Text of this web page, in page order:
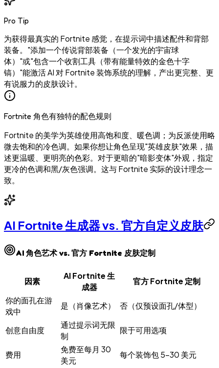
Pro Tip
为获得最真实的 Fortnite 感觉，在提示词中描述配件和背部
装备。"添加一个传说背部装备（一个发光的宇宙球
体）"或"包含一个收割工具（带有能量特效的金色十字
镐）"能激活 AI 对 Fortnite 装饰系统的理解，产出更完整、更
有说服力的皮肤设计。
Fortnite 角色有独特的配色规则
Fortnite 的美学为英雄使用高饱和度、暖色调；为反派使用略
微去饱和的冷色调。如果你想让角色呈现"英雄皮肤"效果，描
述更温暖、更明亮的色彩。对于更暗的"暗影变体"外观，指定
更冷的色调和黑/灰色强调。这与 Fortnite 实际的设计理念一
致。
AI Fortnite 生成器 vs. 官方自定义皮肤
AI 角色艺术 vs. 官方 Fortnite 皮肤定制
因素
AI Fortnite 生
成器
官方 Fortnite 定制
你的面孔在游
戏中
是（肖像艺术） 否（仅预设面孔/体型）
创意自由度
通过提示词无限
制
限于可用选项
费用
免费至每月 30
美元
每个装饰包 5–30 美元